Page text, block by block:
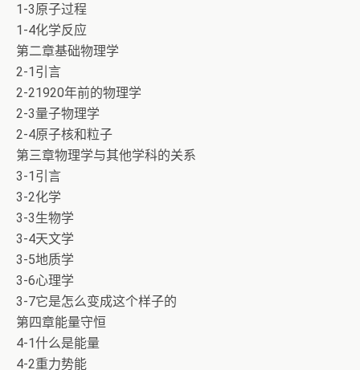
1-3原子过程
1-4化学反应
第二章基础物理学
2-1引言
2-21920年前的物理学
2-3量子物理学
2-4原子核和粒子
第三章物理学与其他学科的关系
3-1引言
3-2化学
3-3生物学
3-4天文学
3-5地质学
3-6心理学
3-7它是怎么变成这个样子的
第四章能量守恒
4-1什么是能量
4-2重力势能